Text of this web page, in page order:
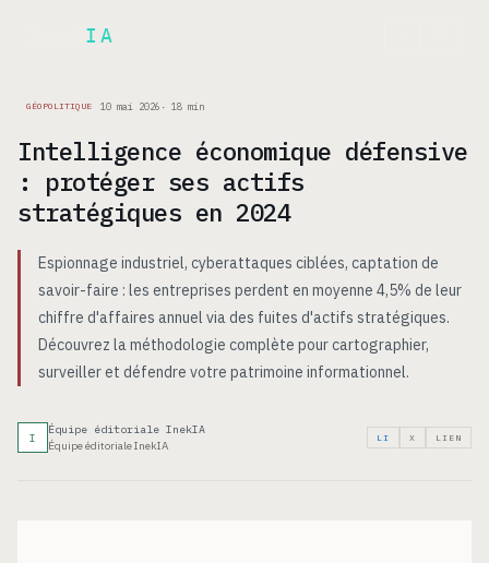
IA
GÉOPOLITIQUE 10 mai 2026 · 18 min
Intelligence économique défensive
: protéger ses actifs
stratégiques en 2024
Espionnage industriel, cyberattaques ciblées, captation de
savoir-faire : les entreprises perdent en moyenne 4,5% de leur
chiffre d'affaires annuel via des fuites d'actifs stratégiques.
Découvrez la méthodologie complète pour cartographier,
surveiller et défendre votre patrimoine informationnel.
I
Équipe éditoriale InekIA
Équipe éditoriale InekIA
LI X LIEN